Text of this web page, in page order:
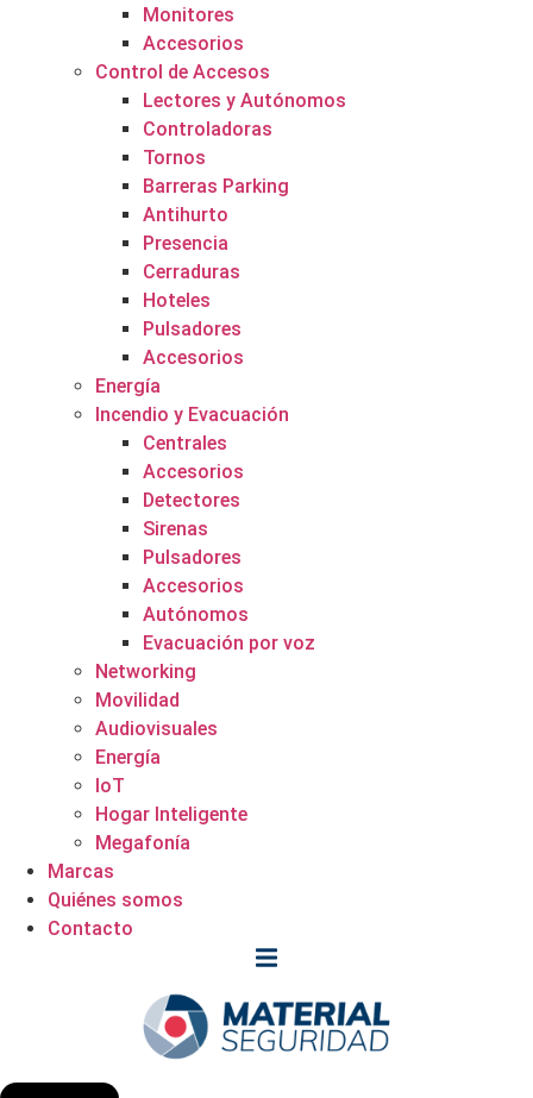
Monitores
Accesorios
Control de Accesos
Lectores y Autónomos
Controladoras
Tornos
Barreras Parking
Antihurto
Presencia
Cerraduras
Hoteles
Pulsadores
Accesorios
Energía
Incendio y Evacuación
Centrales
Accesorios
Detectores
Sirenas
Pulsadores
Accesorios
Autónomos
Evacuación por voz
Networking
Movilidad
Audiovisuales
Energía
IoT
Hogar Inteligente
Megafonía
Marcas
Quiénes somos
Contacto